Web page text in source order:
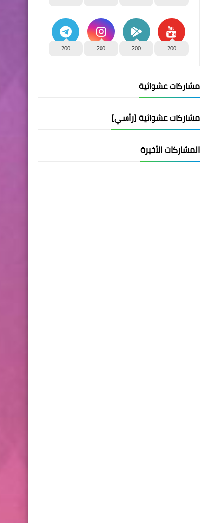
200
200
200
200
مشاركات عشوائية
مشاركات عشوائية [رأسي]
المشاركات الأخيرة